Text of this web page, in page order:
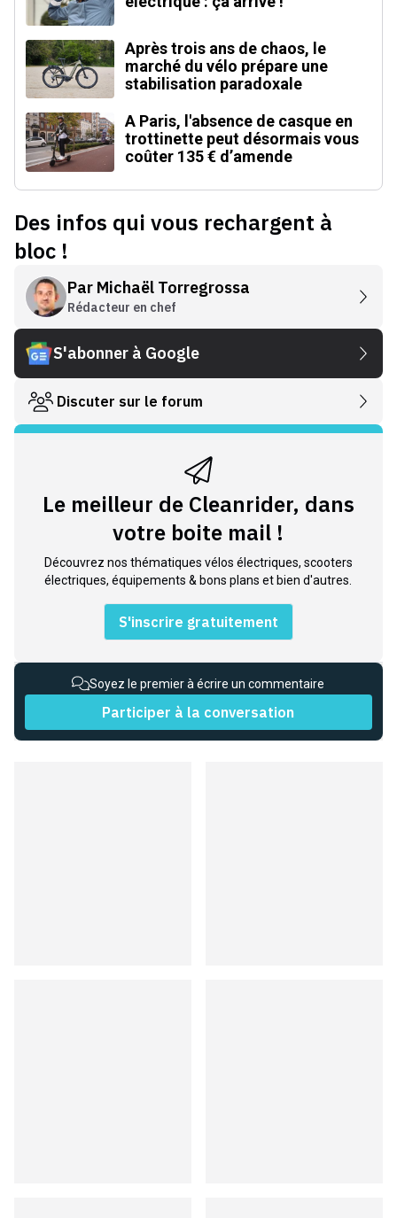
Après trois ans de chaos, le
marché du vélo prépare une
stabilisation paradoxale
A Paris, l'absence de casque en
trottinette peut désormais vous
coûter 135 € d’amende
Des infos qui vous rechargent à
bloc !
Par Michaël Torregrossa
Rédacteur en chef
S'abonner à Google
Discuter sur le forum
Le meilleur de Cleanrider, dans
votre boite mail !
Découvrez nos thématiques vélos électriques, scooters
électriques, équipements & bons plans et bien d'autres.
S'inscrire gratuitement
Soyez le premier à écrire un commentaire
Participer à la conversation